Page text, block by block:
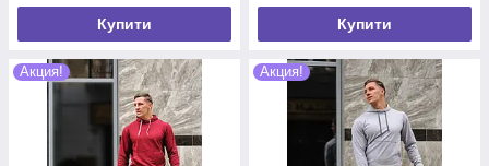
Купити Купити
Акция! Акция!